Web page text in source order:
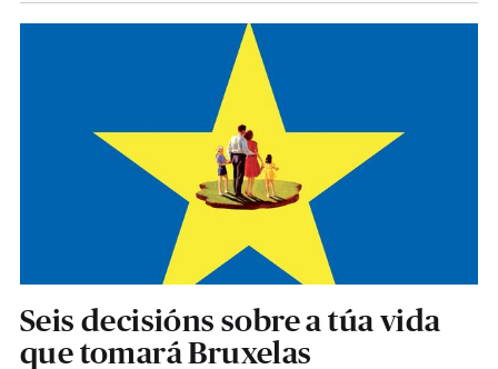
Seis decisións sobre a túa vida
que tomará Bruxelas